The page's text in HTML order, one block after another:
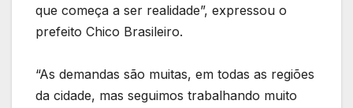
que começa a ser realidade”, expressou o
prefeito Chico Brasileiro.
“As demandas são muitas, em todas as regiões
da cidade, mas seguimos trabalhando muito